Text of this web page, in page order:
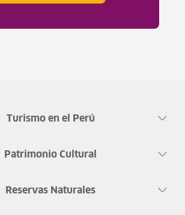
Turismo en el Perú
Patrimonio Cultural
Reservas Naturales